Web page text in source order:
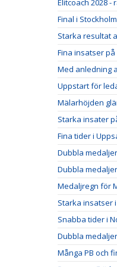
Elitcoach 2028
Final i
Starka resultat
Fina insatser
Med anledning
Uppstart för
Mälarhöjden
Starka insater
Fina tider i
Dubbla
Dubbla
Medaljregn för
Starka insatser
Snabba tider i
Dubbla
Många PB och